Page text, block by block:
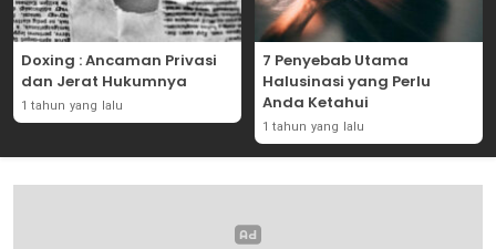
Doxing : Ancaman Privasi
dan Jerat Hukumnya
1 tahun yang lalu
7 Penyebab Utama
Halusinasi yang Perlu
Anda Ketahui
1 tahun yang lalu